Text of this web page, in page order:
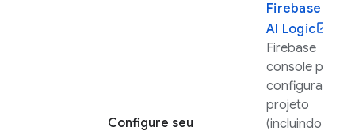
Configure seu
Firebase
AI Logic
Firebase
console para
configurar seu
projeto
(incluindo a